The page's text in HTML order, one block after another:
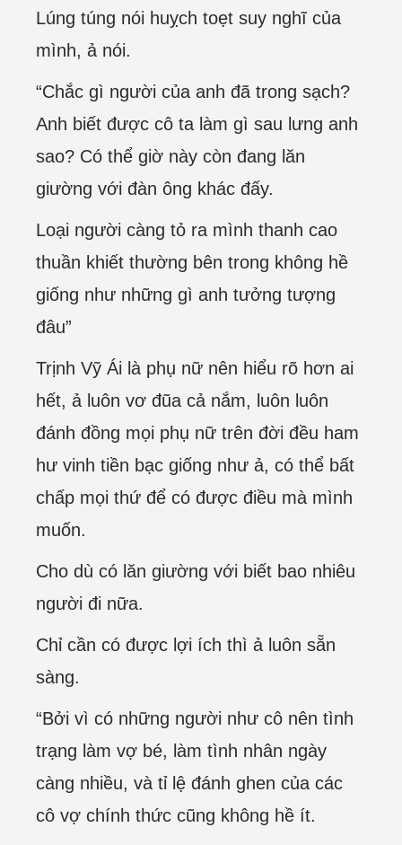
Lúng túng nói huỵch toẹt suy nghĩ của
mình, ả nói.
“Chắc gì người của anh đã trong sạch?
Anh biết được cô ta làm gì sau lưng anh
sao? Có thể giờ này còn đang lăn
giường với đàn ông khác đấy.
Loại người càng tỏ ra mình thanh cao
thuần khiết thường bên trong không hề
giống như những gì anh tưởng tượng
đâu”
Trịnh Vỹ Ái là phụ nữ nên hiểu rõ hơn ai
hết, ả luôn vơ đũa cả nắm, luôn luôn
đánh đồng mọi phụ nữ trên đời đều ham
hư vinh tiền bạc giống như ả, có thể bất
chấp mọi thứ để có được điều mà mình
muốn.
Cho dù có lăn giường với biết bao nhiêu
người đi nữa.
Chỉ cần có được lợi ích thì ả luôn sẵn
sàng.
“Bởi vì có những người như cô nên tình
trạng làm vợ bé, làm tình nhân ngày
càng nhiều, và tỉ lệ đánh ghen của các
cô vợ chính thức cũng không hề ít.